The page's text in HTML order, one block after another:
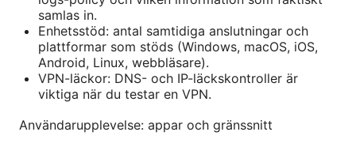
samlas in.
Enhetsstöd: antal samtidiga anslutningar och
plattformar som stöds (Windows, macOS, iOS,
Android, Linux, webbläsare).
VPN-läckor: DNS- och IP-läckskontroller är
viktiga när du testar en VPN.
Användarupplevelse: appar och gränssnitt